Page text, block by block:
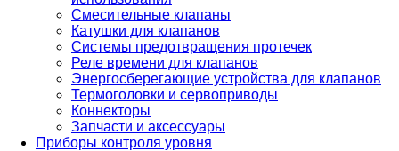
Смесительные клапаны
Катушки для клапанов
Системы предотвращения протечек
Реле времени для клапанов
Энергосберегающие устройства для клапанов
Термоголовки и сервоприводы
Коннекторы
Запчасти и аксессуары
Приборы контроля уровня